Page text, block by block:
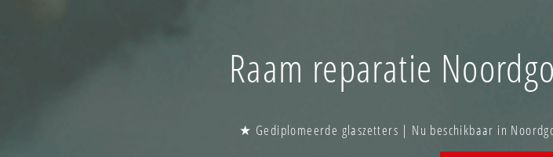
Raam reparatie
★ Gediplomeerde glaszetters | Nu beschikbaar in